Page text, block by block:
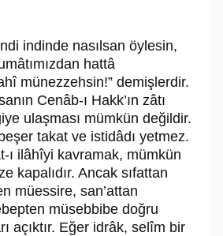
indinde nasılsan öylesin,
hattâ
münezzehsin!” demişlerdir.
Cenâb-ı Hakk’ın zâtı
ulaşması mümkün değildir.
takat ve istidâdı yetmez.
ı ilâhîyi kavramak, mümkün
kapalıdır. Ancak sıfattan
müessire, san’attan
müsebbibe doğru
açıktır. Eğer idrâk, selîm bir